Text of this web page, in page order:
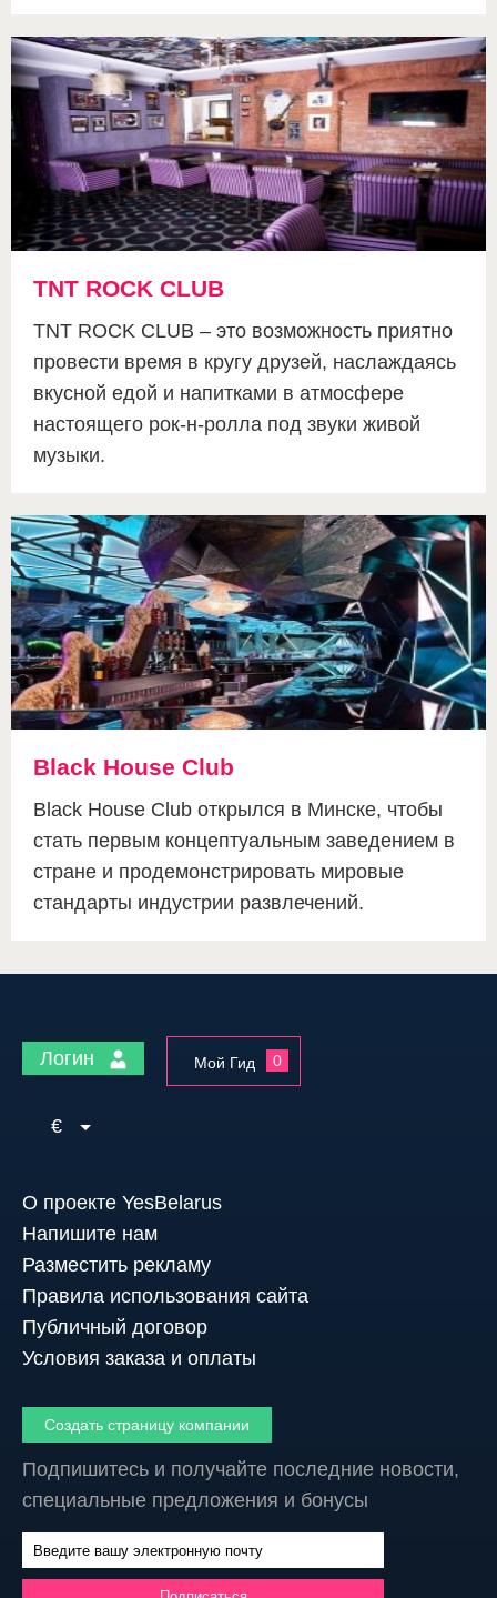
TNT ROCK CLUB
TNT ROCK CLUB – это возможность приятно
провести время в кругу друзей, наслаждаясь
вкусной едой и напитками в атмосфере
настоящего рок-н-ролла под звуки живой
музыки.
Black House Club
Black House Club открылся в Минске, чтобы
стать первым концептуальным заведением в
стране и продемонстрировать мировые
стандарты индустрии развлечений.
Логин Мой Гид 0
€
О проекте YesBelarus
Напишите нам
Разместить рекламу
Правила использования сайта
Публичный договор
Условия заказа и оплаты
Создать страницу компании
Подпишитесь и получайте последние новости,
специальные предложения и бонусы